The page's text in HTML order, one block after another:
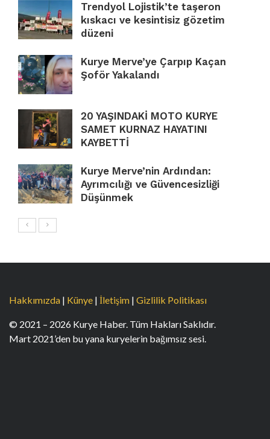
Trendyol Lojistik’te taşeron
kıskacı ve kesintisiz gözetim
düzeni
Kurye Merve’ye Çarpıp Kaçan
Şoför Yakalandı
20 YAŞINDAKİ MOTO KURYE
SAMET KURNAZ HAYATINI
KAYBETTİ
Kurye Merve’nin Ardından:
Ayrımcılığı ve Güvencesizliği
Düşünmek
Hakkımızda | Künye | İletişim | Gizlilik Politikası
© 2021 – 2026 Kurye Haber. Tüm Hakları Saklıdır.
Mart 2021’den bu yana kuryelerin bağımsız sesi.